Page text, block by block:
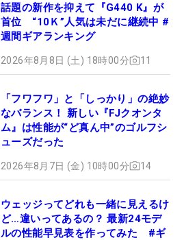
話題の新作を抑えて『G440 K』が
首位 “10Ｋ”人気は未だに継続中 #
週間ギアランキング
2026年8月8日 (土) 18時00分 11
「フワフワ」と「しっかり」の絶妙
なバランス！ 新しい『FJクオンタ
ム』は性能が“ど真ん中”のゴルフシ
ューズだった
2026年8月7日 (金) 10時00分 14
ウェッジってどれも一緒に見えるけ
ど…違いってあるの？ 最新24モデ
ルの性能早見表を作ってみた #ギ